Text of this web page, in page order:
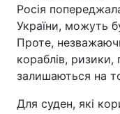
Росія
України, можуть
Проте,
кораблів, ризики,
залишаються на
Для суден, які